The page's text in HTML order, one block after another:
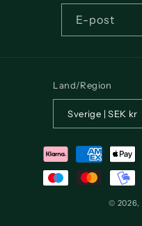
E-post
Land/Region
Sverige | SEK kr
Betalningsmetoder
© 2026,